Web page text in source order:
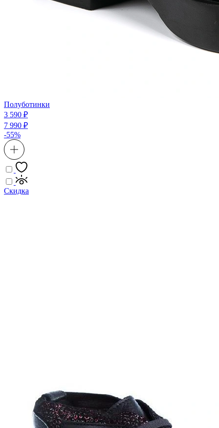
Полуботинки
3 590 ₽
7 990 ₽
-55%
Скидка